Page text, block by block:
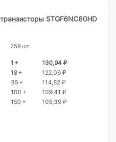
STGF6NC60HD
259 шт
1 +
130,94 ₽
18 +
122,06 ₽
35 +
114,82 ₽
100 +
109,41 ₽
150 +
105,39 ₽